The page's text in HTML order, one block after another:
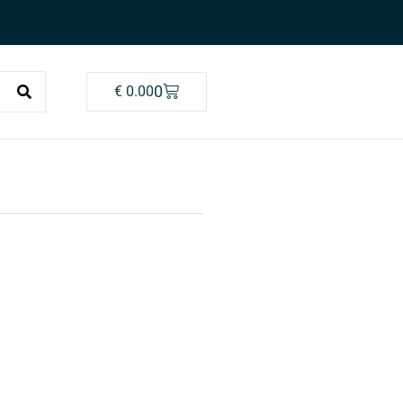
€0.000